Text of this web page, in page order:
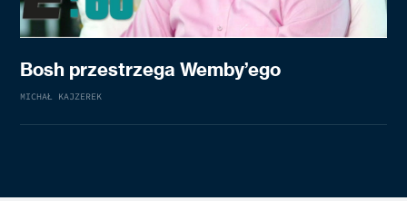
Bosh przestrzega Wemby’ego
MICHAŁ KAJZEREK